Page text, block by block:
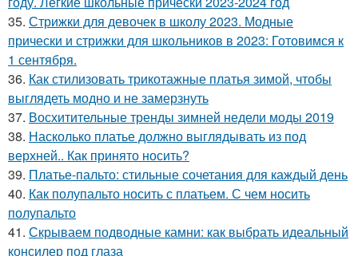
35. Стрижки для девочек в школу 2023. Модные
прически и стрижки для школьников в 2023: Готовимся к
1 сентября.
36. Как стилизовать трикотажные платья зимой, чтобы
выглядеть модно и не замерзнуть
37. Восхитительные тренды зимней недели моды 2019
38. Насколько платье должно выглядывать из под
верхней.. Как принято носить?
39. Платье-пальто: стильные сочетания для каждый день
40. Как полупальто носить с платьем. С чем носить
полупальто
41. Скрываем подводные камни: как выбрать идеальный
консилер под глаза